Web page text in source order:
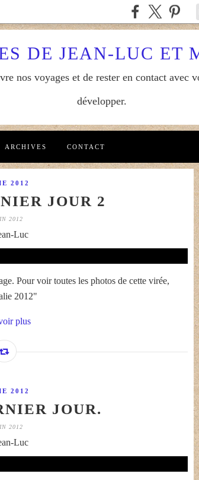
DE JEAN-LUC ET
nos voyages et de rester en contact avec
développer.
ARCHIVES CONTACT
2012
JOUR 2
2012
Luc
Pour voir toutes les photos de cette virée,
2012"
plus
2012
JOUR.
2012
Luc